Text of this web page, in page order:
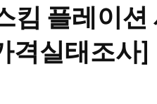
킴 플레이션
격실태조사]